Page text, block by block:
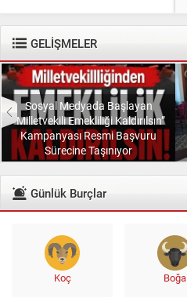
diyenlere güler geçer. Yüce...
GELİŞMELER
Sosyal Medyada Başlayan
“Milletvekili Emekliliği Kaldırılsın”
Kampanyası Resmi Başvuru
Sürecine Taşınıyor
Günlük Burçlar
Koç Boğa